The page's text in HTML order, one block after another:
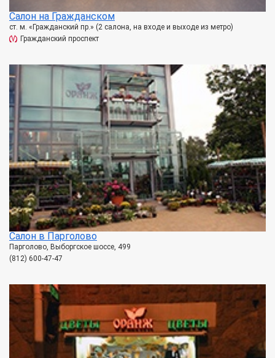
Салон на Гражданском
ст. м. «Гражданский пр.» (2 салона, на входе и выходе из метро)
Гражданский проспект
Салон в Парголово
Парголово, Выборгское шоссе, 499
(812) 600-47-47